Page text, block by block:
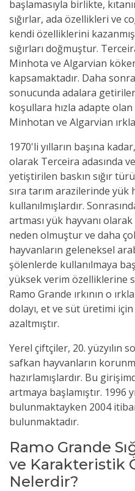
başlamasıyla birlikte,
sığırlar, ada özellikleri ve
kendi özelliklerini
sığırları doğmuştur.
Minhota ve Algarvian
kapsamaktadır. Daha
sonucunda adalara
koşullara hızla adapte
Minhotan ve Algarvian
1970'li yılların başına
olarak Terceira adasında
yetiştirilen baskın sığır
sıra tarım arazilerinde yük
kullanılmışlardır.
artması yük hayvanı olarak
neden olmuştur ve daha
hayvanların geleneksel
şölenlerde kullanılmaya
yüksek verim özelliklerine
Ramo Grande ırkının o
dolayı, et ve süt üretimi
azaltmıştır.
Yerel çiftçiler, 20. yüzyılın
safkan hayvanların
hazırlamışlardır. Bu
artmaya başlamıştır. 1996
bulunmaktayken 2004
bulunmaktadır.
Ramo Grande
ve Karakteristik
Nelerdir?